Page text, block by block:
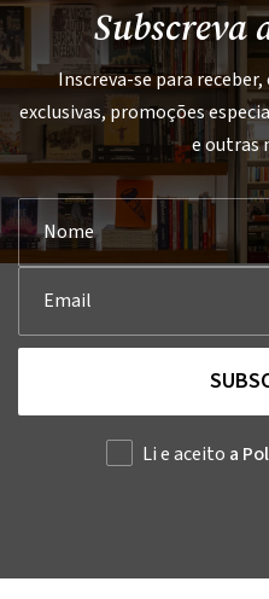
Subscreva
Inscreva-se para
exclusivas, promoções
e outras
Li e aceito a